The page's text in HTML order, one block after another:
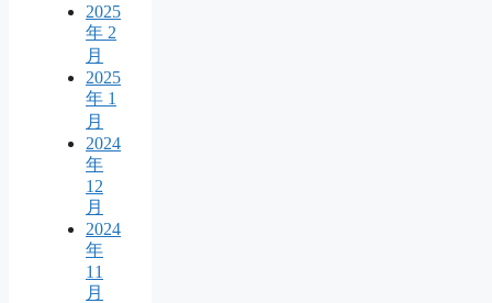
2025
年 2
月
2025
年 1
月
2024
年
12
月
2024
年
11
月